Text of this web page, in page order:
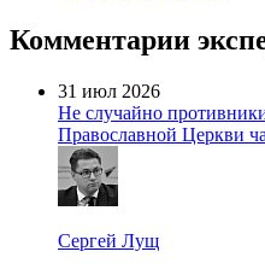
Комментарии
31 июл 2026
Не случайно
Православной Церкви
Сергей Лущ